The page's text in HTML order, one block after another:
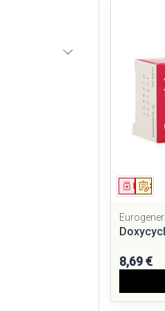
Soins du
Taches de
Peau mixte
Peau terne
Afficher plus
Ronflement
Piluliers et
Sur
8,69 €